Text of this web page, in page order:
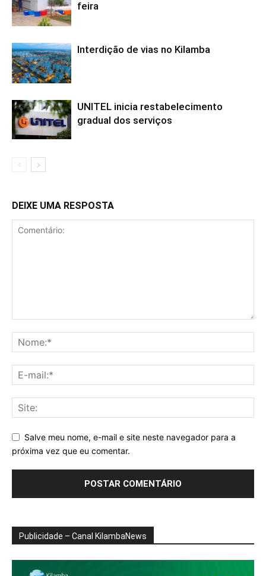
feira
Interdição de vias no Kilamba
UNITEL inicia restabelecimento
gradual dos serviços
DEIXE UMA RESPOSTA
Salve meu nome, e-mail e site neste navegador para a
próxima vez que eu comentar.
Publicidade – Canal KilambaNews